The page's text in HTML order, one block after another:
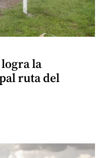
la
ruta del